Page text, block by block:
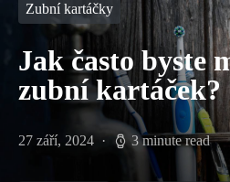
Zubní kartáčky
Jak často byste
zubní kartáček?
27 září, 2024 3 minute read